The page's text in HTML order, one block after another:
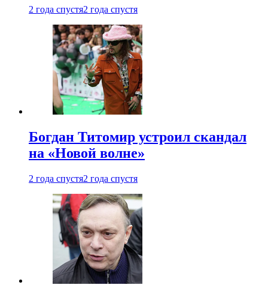
2 года спустя2 года спустя
Богдан Титомир устроил скандал
на «Новой волне»
2 года спустя2 года спустя